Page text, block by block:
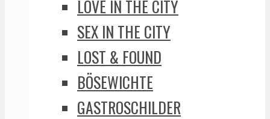
LOVE IN THE CITY
SEX IN THE CITY
LOST & FOUND
BÖSEWICHTE
GASTROSCHILDER